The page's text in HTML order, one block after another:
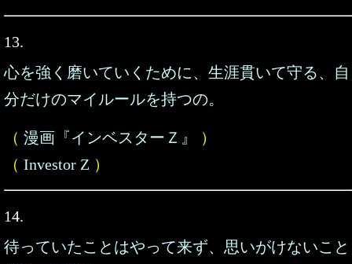
13.
心を強く磨いていくために、生涯貫いて守る、自
分だけのマイルールを持つの。
（ 漫画『インベスターＺ』
）
（ Investor Z ）
14.
待っていたことはやって来ず、思いがけないこと